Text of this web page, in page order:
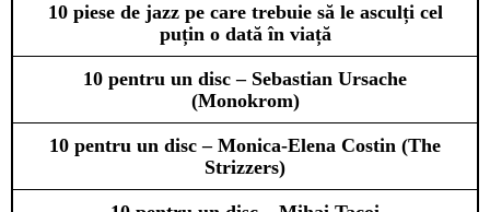
10 piese de jazz pe care trebuie să le asculți cel
puțin o dată în viață
10 pentru un disc – Sebastian Ursache
(Monokrom)
10 pentru un disc – Monica-Elena Costin (The
Strizzers)